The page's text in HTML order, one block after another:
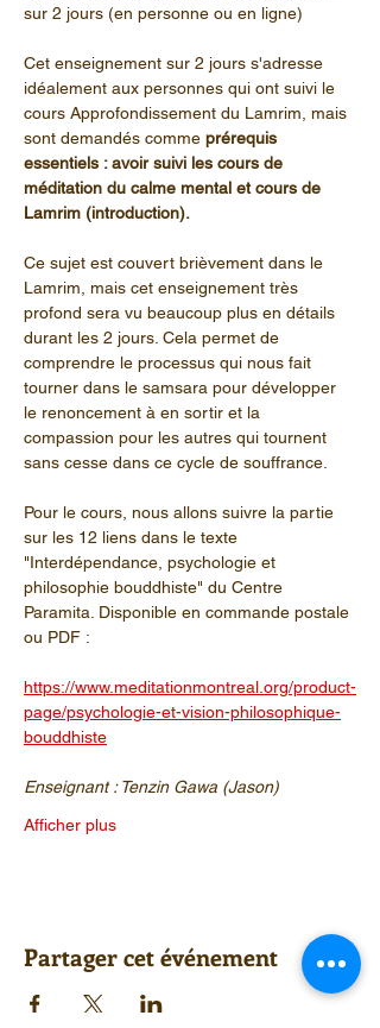
sur 2 jours (en personne ou en ligne)
Cet enseignement sur 2 jours s'adresse
idéalement aux personnes qui ont suivi le
cours Approfondissement du Lamrim, mais
sont demandés comme prérequis
essentiels : avoir suivi les cours de
méditation du calme mental et cours de
Lamrim (introduction).
Ce sujet est couvert brièvement dans le
Lamrim, mais cet enseignement très
profond sera vu beaucoup plus en détails
durant les 2 jours. Cela permet de
comprendre le processus qui nous fait
tourner dans le samsara pour développer
le renoncement à en sortir et la
compassion pour les autres qui tournent
sans cesse dans ce cycle de souffrance.
Pour le cours, nous allons suivre la partie
sur les 12 liens dans le texte
"Interdépendance, psychologie et
philosophie bouddhiste" du Centre
Paramita. Disponible en commande postale
ou PDF :
https://www.meditationmontreal.org/product-
page/psychologie-et-vision-philosophique-
bouddhiste
Enseignant : Tenzin Gawa (Jason)
Afficher plus
Partager cet événement